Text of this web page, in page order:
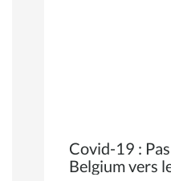
Covid-19 :
Belgium vers